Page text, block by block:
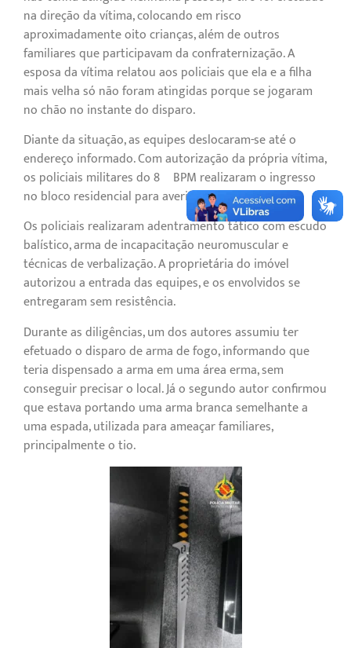
na direção da vítima, colocando em risco
aproximadamente oito crianças, além de outros
familiares que participavam da confraternização. A
esposa da vítima relatou aos policiais que ela e a filha
mais velha só não foram atingidas porque se jogaram
no chão no instante do disparo.
Diante da situação, as equipes deslocaram-se até o
endereço informado. Com autorização da própria vítima,
os policiais militares do 8º BPM realizaram o ingresso
no bloco residencial para averiguação.
Os policiais realizaram adentramento tático com escudo
balístico, arma de incapacitação neuromuscular e
técnicas de verbalização. A proprietária do imóvel
autorizou a entrada das equipes, e os envolvidos se
entregaram sem resistência.
Durante as diligências, um dos autores assumiu ter
efetuado o disparo de arma de fogo, informando que
teria dispensado a arma em uma área erma, sem
conseguir precisar o local. Já o segundo autor confirmou
que estava portando uma arma branca semelhante a
uma espada, utilizada para ameaçar familiares,
principalmente o tio.